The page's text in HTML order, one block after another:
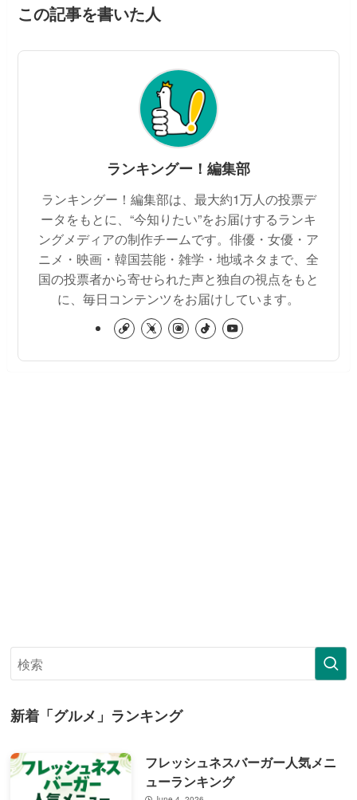
この記事を書いた人
ランキングー！編集部
ランキングー！編集部は、最大約1万人の投票デ
ータをもとに、“今知りたい”をお届けするランキ
ングメディアの制作チームです。俳優・女優・ア
ニメ・映画・韓国芸能・雑学・地域ネタまで、全
国の投票者から寄せられた声と独自の視点をもと
に、毎日コンテンツをお届けしています。
新着「グルメ」ランキング
フレッシュネスバーガー人気メニ
ューランキング